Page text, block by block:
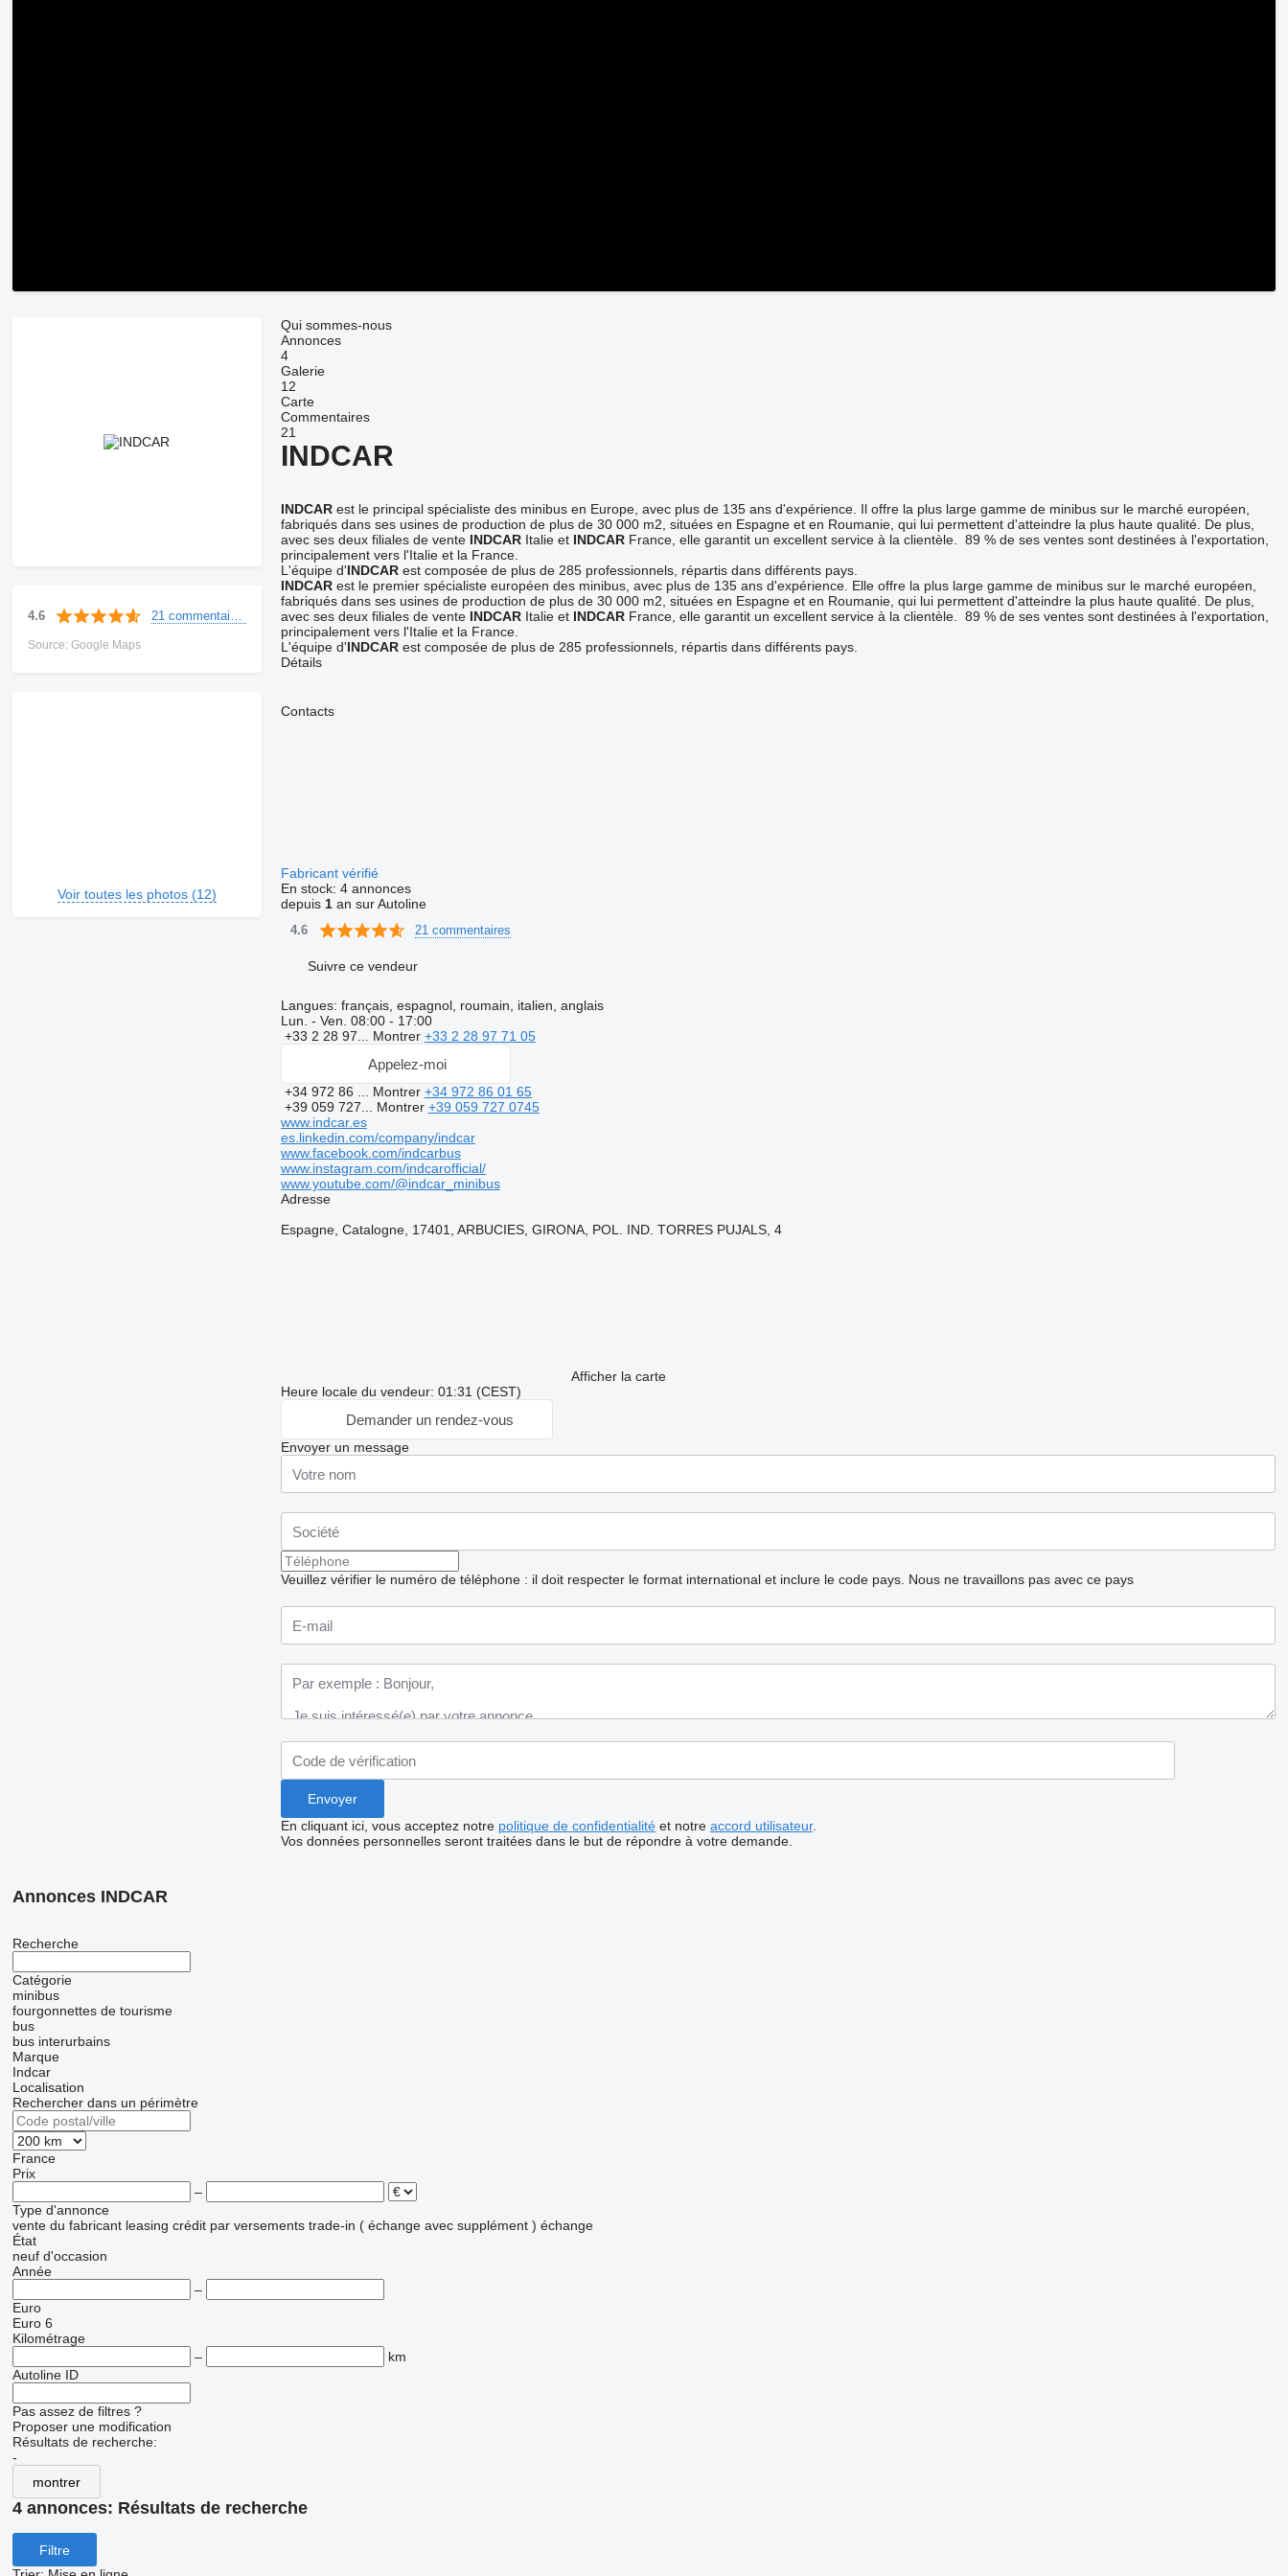
4.6
Source: Google Maps
Voir toutes les photos (12)
Qui sommes-nous
Annonces
4
Galerie
12
Carte
Commentaires
21
INDCAR
INDCARest le principal spécialiste des minibus en Europe, avec plus de 135 ans d'expérience. Il offre la plus large gamme de minibus sur le marché européen,
fabriqués dans ses usines de production de plus de 30 000 m2, situées en Espagne et en Roumanie, qui lui permettent d'atteindre la plus haute qualité. De plus,
avec ses deux filiales de vente INDCARItalie et INDCARFrance, elle garantit un excellent service à la clientèle. 89 % de ses ventes sont destinées à l'exportation,
principalement vers l'Italie et la France.
L'équipe d'INDCARest composée de plus de 285 professionnels, répartis dans différents pays.
INDCARest le premier spécialiste européen des minibus, avec plus de 135 ans d'expérience. Elle offre la plus large gamme de minibus sur le marché européen,
fabriqués dans ses usines de production de plus de 30 000 m2, situées en Espagne et en Roumanie, qui lui permettent d'atteindre la plus haute qualité. De plus,
avec ses deux filiales de vente INDCARItalie et INDCARFrance, elle garantit un excellent service à la clientèle. 89 % de ses ventes sont destinées à l'exportation,
principalement vers l'Italie et la France.
L'équipe d'INDCARest composée de plus de 285 professionnels, répartis dans différents pays.
Détails
Contacts
Fabricant vérifié
En stock: 4 annonces
depuis 1an sur Autoline
4.6 21 commentaires
Suivre ce vendeur
Langues: français, espagnol, roumain, italien, anglais
Lun. - Ven. 08:00 - 17:00
+33 2 28 97... Montrer +33 2 28 97 71 05
Appelez-moi
+34 972 86 ... Montrer +34 972 86 01 65
+39 059 727... Montrer +39 059 727 0745
www.indcar.es
es.linkedin.com/company/indcar
www.facebook.com/indcarbus
www.instagram.com/indcarofficial/
www.youtube.com/@indcar_minibus
Adresse
Espagne, Catalogne, 17401, ARBUCIES, GIRONA, POL. IND. TORRES PUJALS, 4
Afficher la carte
Heure locale du vendeur: 01:31 (CEST)
Demander un rendez-vous
Envoyer un message
Veuillez vérifier le numéro de téléphone : il doit respecter le format international et inclure le code pays. Nous ne travaillons pas avec ce pays
En cliquant ici, vous acceptez notre politique de confidentialitéet notre accord utilisateur.
Vos données personnelles seront traitées dans le but de répondre à votre demande.
Annonces INDCAR
Recherche
Catégorie
minibus
fourgonnettes de tourisme
bus
bus interurbains
Marque
Indcar
Localisation
Rechercher dans un périmètre
France
Prix
–
Type d'annonce
vente du fabricant leasing crédit par versements trade-in ( échange avec supplément ) échange
État
neuf d'occasion
Année
–
Euro
Euro 6
Kilométrage
–
km
Autoline ID
Pas assez de filtres ?
Proposer une modification
Résultats de recherche:
-
montrer
4 annonces: Résultats de recherche
Filtre